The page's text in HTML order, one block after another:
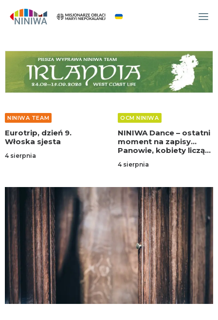
WYDARZENIA
O NAS
WSPÓLNOTA
NINIWA TEAM
FESTIWAL ŻYCIA
NINIWA BUD
SKLEP
KONTAKT
NINIWA TEAM
Eurotrip, dzień 9.
Włoska sjesta
4 sierpnia
OCM NINIWA
NINIWA Dance – ostatni
moment na zapisy…
Panowie, kobiety liczą
4 sierpnia